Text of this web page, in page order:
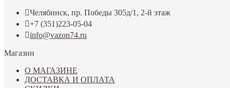
Челябинск, пр. Победы 305д/1, 2-й этаж
+7 (351)223-05-04
info@vazon74.ru
Магазин
О МАГАЗИНЕ
ДОСТАВКА И ОПЛАТА